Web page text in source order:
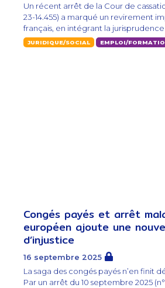
Un récent arrêt de la Cour de
23-14.455) a marqué un revirement
français, en intégrant la
JURIDIQUE/SOCIAL EMPLOI/
Congés payés et arrêt
européen ajoute une
d’injustice
16 septembre 2025
La saga des congés payés n’en finit
Par un arrêt du 10 septembre 2025